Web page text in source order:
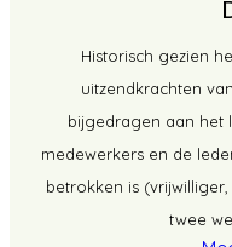
Historisch gezien
uitzendkrachten
bijgedragen aan het
medewerkers en de
betrokken is
twee